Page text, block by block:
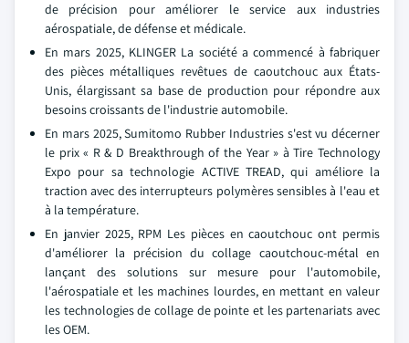
de précision pour améliorer le service aux industries
aérospatiale, de défense et médicale.
En mars 2025, KLINGER La société a commencé à fabriquer
des pièces métalliques revêtues de caoutchouc aux États-
Unis, élargissant sa base de production pour répondre aux
besoins croissants de l'industrie automobile.
En mars 2025, Sumitomo Rubber Industries s'est vu décerner
le prix « R & D Breakthrough of the Year » à Tire Technology
Expo pour sa technologie ACTIVE TREAD, qui améliore la
traction avec des interrupteurs polymères sensibles à l'eau et
à la température.
En janvier 2025, RPM Les pièces en caoutchouc ont permis
d'améliorer la précision du collage caoutchouc-métal en
lançant des solutions sur mesure pour l'automobile,
l'aérospatiale et les machines lourdes, en mettant en valeur
les technologies de collage de pointe et les partenariats avec
les OEM.